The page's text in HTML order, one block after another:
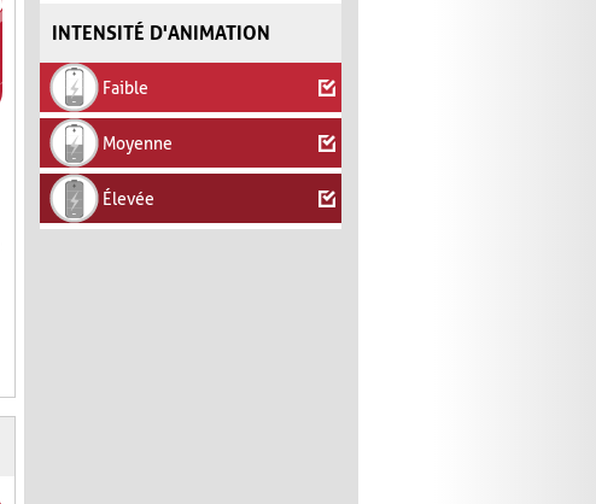
INTENSITÉ D'ANIMATION
Faible
Moyenne
Élevée